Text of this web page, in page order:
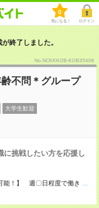
0
気になる！ ログイン
終了しました。
No.NCKKKOB-KOB35408
不問＊グループ
大学生歓迎
に挑戦したい方を応援し
能！】 週〇日程度で働き ...